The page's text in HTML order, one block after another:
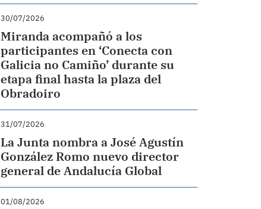
30/07/2026
Miranda acompañó a los
participantes en ‘Conecta con
Galicia no Camiño’ durante su
etapa final hasta la plaza del
Obradoiro
31/07/2026
La Junta nombra a José Agustín
González Romo nuevo director
general de Andalucía Global
01/08/2026